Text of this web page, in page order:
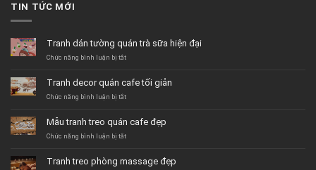
TIN TỨC MỚI
Tranh dán tường quán trà sữa hiện đại
Chức năng bình luận bị tắtở
tường
quán
hiện
đại
Tranh decor quán cafe tối giản
Chức năng bình luận bị tắtở
quán
cafe
Mẫu tranh treo quán cafe đẹp
Chức năng bình luận bị tắtở
treo
Tranh treo phòng massage đẹp